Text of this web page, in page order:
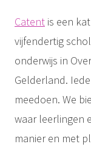
Catent is een
vijfendertig
onderwijs in
Gelderland.
meedoen. We
waar leerlingen
manier en met